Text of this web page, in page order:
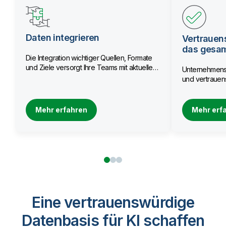
Daten integrieren
Die Integration wichtiger Quellen, Formate
und Ziele versorgt Ihre Teams mit aktuellen
Mehr erfahren
das
und
Mehr
Eine vertrauenswürdige
Datenbasis für KI schaffen